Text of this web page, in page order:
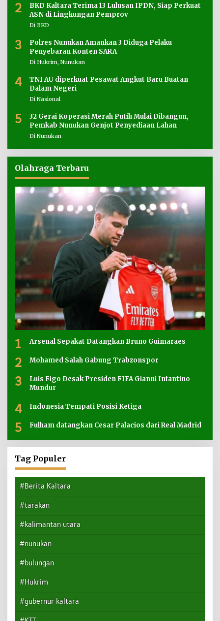
2
BKD Kaltara Terima 13 Lulusan IPDN, Siap Perkuat
ASN di Lingkungan Pemprov
Di BKD
3
Polres Nunukan Amankan 3 Diduga Pelaku
Penyebaran Konten SARA
Di Hukrim, Nunukan
4
TNI AU diperkuat Pesawat Angkut Baru Buatan
Dalam Negeri
Di Nasional
5
32 Gerai Koperasi Merah Putih Mulai Dibangun,
Pemkab Nunukan Genjot Penyediaan Lahan
Di Nunukan
Olahraga Terbaru
1 Arsenal Sepakat Datangkan Bruno Guimaraes
2 Mohamed Salah Gabung Trabzonspor
3
Luis Figo Desak Presiden FIFA Gianni Infantino
Mundur
4 Indonesia Tempati Posisi Ketiga
5 Fulham datangkan Cesar Palacios dari Real Madrid
Tag Populer
#Berita Kaltara
#tarakan
#kalimantan utara
#nunukan
#bulungan
#Hukrim
#gubernur kaltara